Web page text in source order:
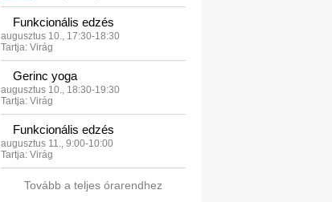
Funkcionális edzés
augusztus 10., 17:30-18:30
Tartja: Virág
Gerinc yoga
augusztus 10., 18:30-19:30
Tartja: Virág
Funkcionális edzés
augusztus 11., 9:00-10:00
Tartja: Virág
Tovább a teljes órarendhez